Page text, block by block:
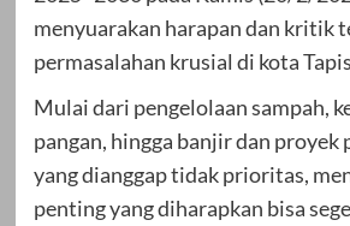
menyuarakan harapan dan kritik
permasalahan krusial di kota
Mulai dari pengelolaan sampah,
pangan, hingga banjir dan proyek
yang dianggap tidak prioritas,
penting yang diharapkan bisa